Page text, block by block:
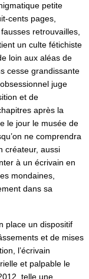
petite
cents pages,
retrouvailles,
un culte fétichiste
loin aux aléas de
cesse grandissante
juge
et de
après la
le jour le musée de
ne comprendra
créateur, aussi
à un écrivain en
mondaines,
dans sa
place un dispositif
et de mises
l’écrivain
et palpable le
telle une